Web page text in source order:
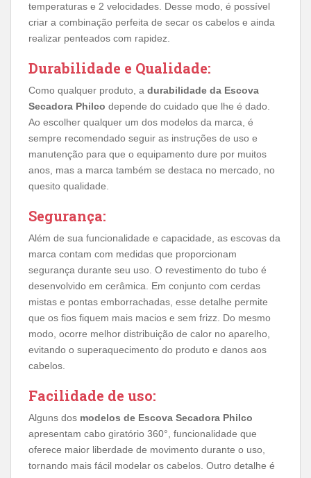
temperaturas e 2 velocidades. Desse modo, é possível
criar a combinação perfeita de secar os cabelos e ainda
realizar penteados com rapidez.
Durabilidade e Qualidade:
Como qualquer produto, a durabilidade da Escova
Secadora Philco depende do cuidado que lhe é dado.
Ao escolher qualquer um dos modelos da marca, é
sempre recomendado seguir as instruções de uso e
manutenção para que o equipamento dure por muitos
anos, mas a marca também se destaca no mercado, no
quesito qualidade.
Segurança:
Além de sua funcionalidade e capacidade, as escovas da
marca contam com medidas que proporcionam
segurança durante seu uso. O revestimento do tubo é
desenvolvido em cerâmica. Em conjunto com cerdas
mistas e pontas emborrachadas, esse detalhe permite
que os fios fiquem mais macios e sem frizz. Do mesmo
modo, ocorre melhor distribuição de calor no aparelho,
evitando o superaquecimento do produto e danos aos
cabelos.
Facilidade de uso:
Alguns dos modelos de Escova Secadora Philco
apresentam cabo giratório 360°, funcionalidade que
oferece maior liberdade de movimento durante o uso,
tornando mais fácil modelar os cabelos. Outro detalhe é